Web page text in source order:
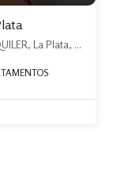
Calle 49 e/ 13 y 14 - MONOAMBIENTE EN ALQUILER, La Plata, La Plata